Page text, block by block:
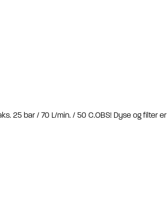
25 bar / 70 L/min. / 50 C.OBS! Dyse og filter er